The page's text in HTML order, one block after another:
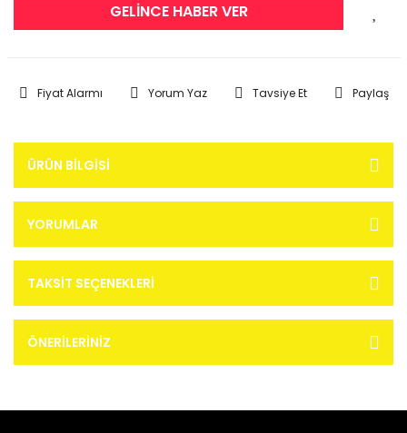
GELİNCE HABER VER
Fiyat Alarmı Yorum Yaz Tavsiye Et Paylaş
ÜRÜN BILGISI
YORUMLAR
TAKSIT SEÇENEKLERI
ÖNERILERINIZ